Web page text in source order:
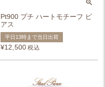
Pt900 プチ ハートモチーフ ピ
アス
平日13時まで当日出荷
¥12,500 税込